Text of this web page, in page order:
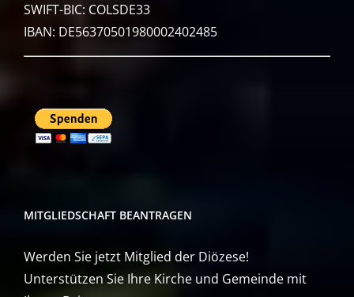
SWIFT-BIC: COLSDE33
IBAN: DE56370501980002402485
MITGLIEDSCHAFT BEANTRAGEN
Werden Sie jetzt Mitglied der Diözese!
Unterstützen Sie Ihre Kirche und Gemeinde mit